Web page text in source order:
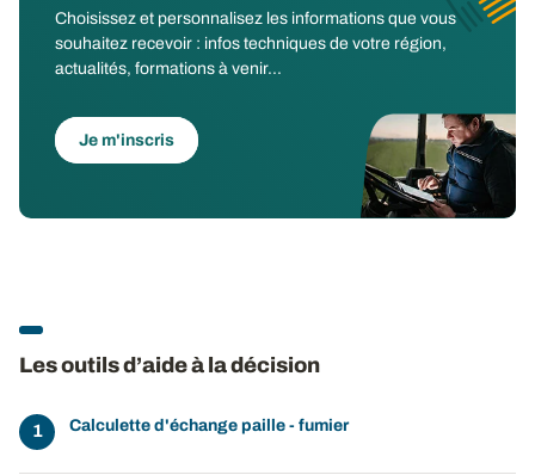
Choisissez et personnalisez les informations que vous
souhaitez recevoir : infos techniques de votre région,
actualités, formations à venir...
Je m'inscris
Les outils d’aide à la décision
Calculette d'échange paille - fumier